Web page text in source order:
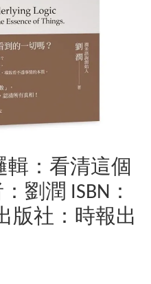
輯：看清這個
劉潤 ISBN：
版社：時報出